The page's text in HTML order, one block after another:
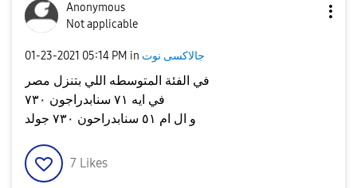
Anonymous
Not applicable
‎01-23-2021 05:14 PM in جالاكسى نوت
في الفئة المتوسطه اللي بتنزل مصر
في ايه ٧١ سنابدراجون ٧٣٠
و ال ام ٥١ سنابدراحون ٧٣٠ جولد
7 Likes